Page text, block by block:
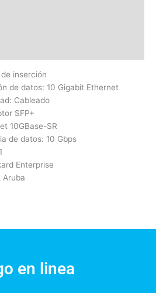
inserción
de datos: 10 Gigabit Ethernet
Cableado
SFP+
10GBase-SR
de datos: 10 Gbps
Enterprise
Aruba
en linea